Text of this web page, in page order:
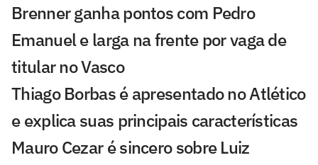
Brenner ganha pontos com Pedro
Emanuel e larga na frente por vaga de
titular no Vasco
Thiago Borbas é apresentado no Atlético
e explica suas principais características
Mauro Cezar é sincero sobre Luiz